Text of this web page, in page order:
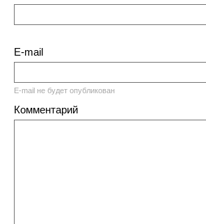
E-mail
E-mail не будет опубликован
Комментарий